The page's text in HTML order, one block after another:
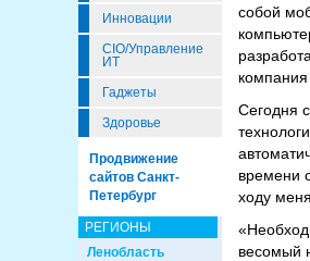
Инновации
CIO/Управление
ИТ
Гаджеты
Здоровье
Продвижение
сайтов Санкт-
Петербург
РЕГИОНЫ
Ленобласть
собой
компания
Сегодня
времени
ходу
весомый